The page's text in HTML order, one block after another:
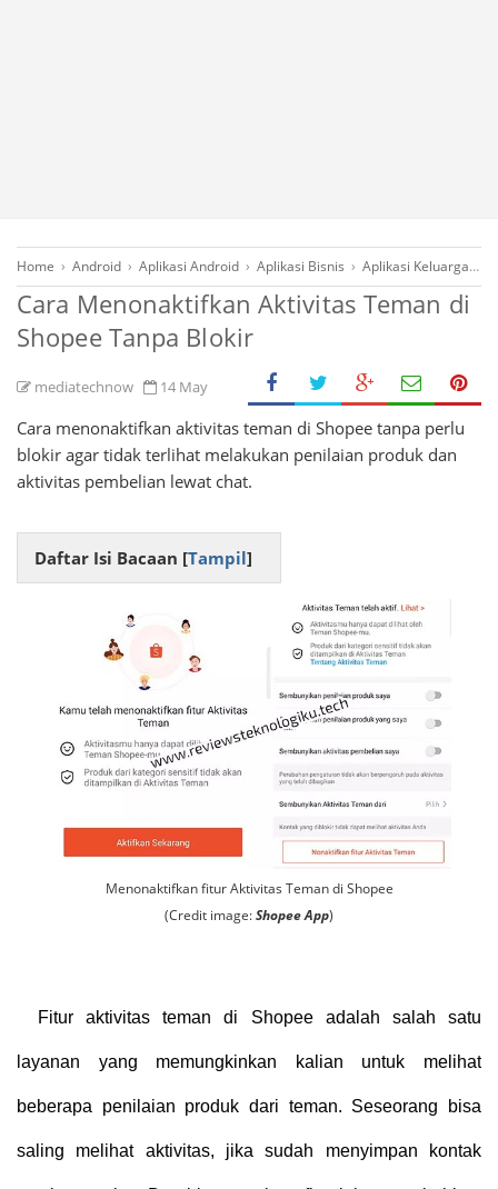
Home › Android › Aplikasi Android › Aplikasi Bisnis › Aplikasi Keluarga ›
Cara Menonaktifkan Aktivitas Teman di
Shopee Tanpa Blokir
mediatechnow 14 May
Cara menonaktifkan aktivitas teman di Shopee tanpa perlu
blokir agar tidak terlihat melakukan penilaian produk dan
aktivitas pembelian lewat chat.
Daftar Isi Bacaan [Tampil]
Menonaktifkan fitur Aktivitas Teman di Shopee
(Credit image:Shopee App)
Fitur aktivitas teman di Shopee adalah salah satu
layanan yang memungkinkan kalian untuk melihat
beberapa penilaian produk dari teman. Seseorang bisa
saling melihat aktivitas, jika sudah menyimpan kontak